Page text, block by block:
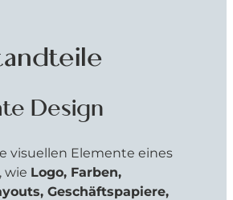
Design
visuellen Elemente eines
wie Logo, Farben,
Geschäftspapiere,